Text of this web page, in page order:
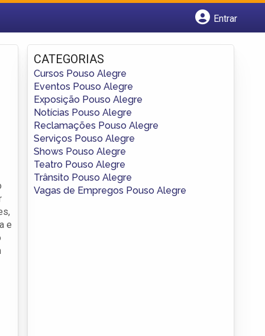
Entrar
Fazer login
Criar conta
e
CATEGORIAS
Cursos Pouso Alegre
Eventos Pouso Alegre
Exposição Pouso Alegre
Notícias Pouso Alegre
Reclamações Pouso Alegre
Serviços Pouso Alegre
Shows Pouso Alegre
Teatro Pouso Alegre
Trânsito Pouso Alegre
Vagas de Empregos Pouso Alegre